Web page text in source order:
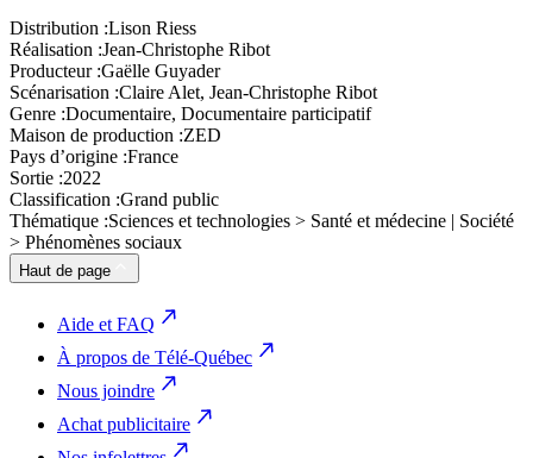
Distribution :Lison Riess
Réalisation :Jean-Christophe Ribot
Producteur :Gaëlle Guyader
Scénarisation :Claire Alet, Jean-Christophe Ribot
Genre :Documentaire, Documentaire participatif
Maison de production :ZED
Pays d’origine :France
Sortie :2022
Classification :Grand public
Thématique :Sciences et technologies > Santé et médecine | Société
> Phénomènes sociaux
Haut de page
Aide et FAQ
À propos de Télé-Québec
Nous joindre
Achat publicitaire